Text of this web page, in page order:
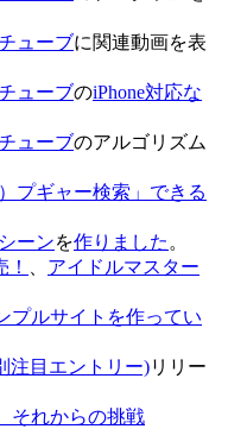
ューブに関連動画を表
ューブのiPhone対応な
ューブのアルゴリズム
プギャー検索」できる
ーンを作りました 。
アイドルマスター
プルサイトを作ってい
注目エントリー)リリー
それからの挑戦